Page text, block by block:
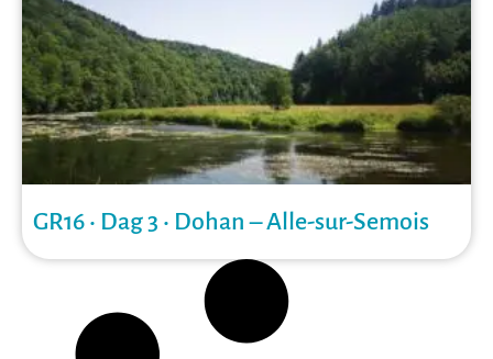
GR16 • Dag 3 • Dohan – Alle-sur-Semois